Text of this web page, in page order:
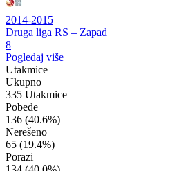
2014-2015
Druga liga RS – Zapad
8
Pogledaj više
Utakmice
Ukupno
335 Utakmice
Pobede
136 (40.6%)
Nerešeno
65 (19.4%)
Porazi